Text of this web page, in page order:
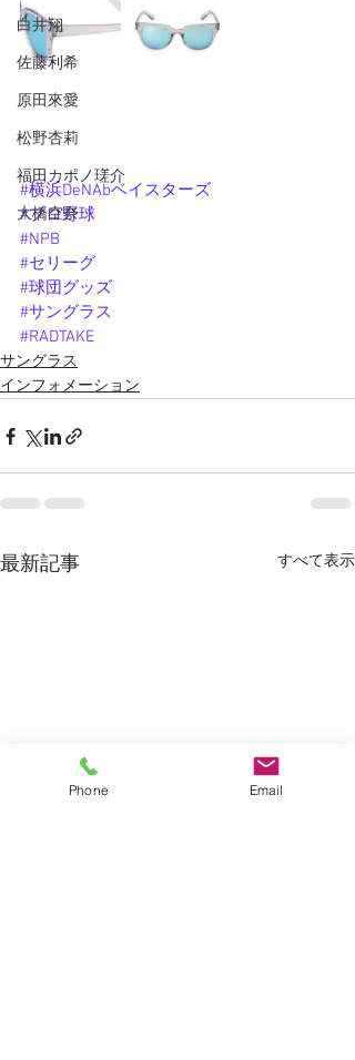
白井翔
佐藤利希
原田來愛
松野杏莉
福田カポノ瑳介
大橋空奈
#横浜DeNAbベイスターズ
#プロ野球
#NPB
#セリーグ
#球団グッズ
#サングラス
#RADTAKE
サングラス
インフォメーション
最新記事 すべて表示
Phone Email